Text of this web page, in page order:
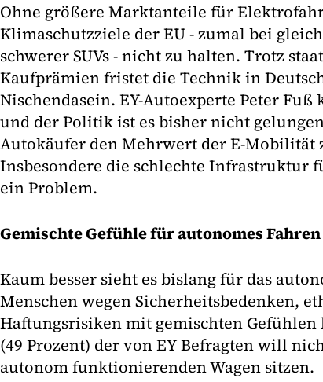
Ohne größere Marktanteile für
Klimaschutzziele der EU - zumal bei
schwerer SUVs - nicht zu halten. Trotz
Kaufprämien fristet die Technik in
Nischendasein. EY-Autoexperte Peter
und der Politik ist es bisher nicht
Autokäufer den Mehrwert der E-Mobilität
Insbesondere die schlechte Infrastruktur
ein Problem.
Gemischte Gefühle für autonomes Fahren
Kaum besser sieht es bislang für das
Menschen wegen Sicherheitsbedenken,
Haftungsrisiken mit gemischten Gefühlen
(49 Prozent) der von EY Befragten will
autonom funktionierenden Wagen sitzen.